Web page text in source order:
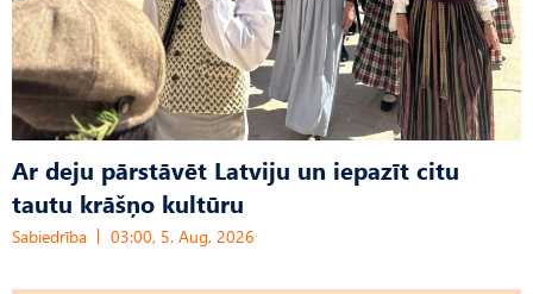
Ar deju pārstāvēt Latviju un iepazīt citu
tautu krāšņo kultūru
Sabiedrība 03:00, 5. Aug, 2026